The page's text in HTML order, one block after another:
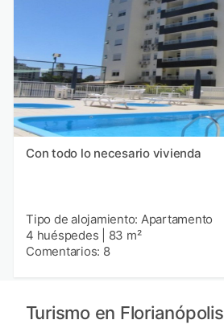
Con todo lo necesario vivienda
Tipo de alojamiento: Apartamento
4 huéspedes
83 m²
Comentarios: 8
Turismo en Florianópolis